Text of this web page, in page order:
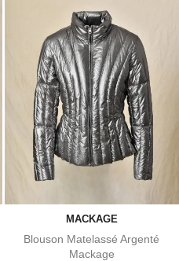
MACKAGE
Blouson Matelassé Argenté
Mackage